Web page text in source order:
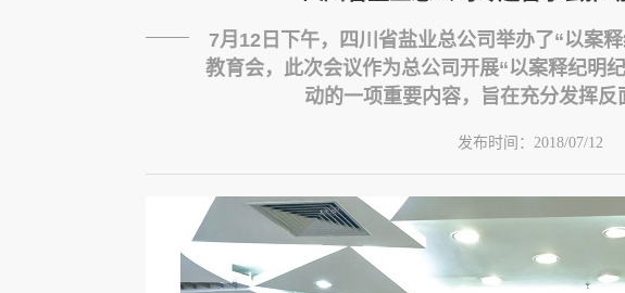
7月12日下午，四川省盐业总公司举办了“以案
教育会，此次会议作为总公司开展“以案释纪明
动的一项重要内容，旨在充分发挥
发布时间： 2018/07/12